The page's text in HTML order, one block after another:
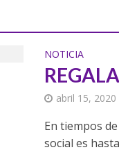
NOTICIA
abril 15, 2020
En tiempos
social es